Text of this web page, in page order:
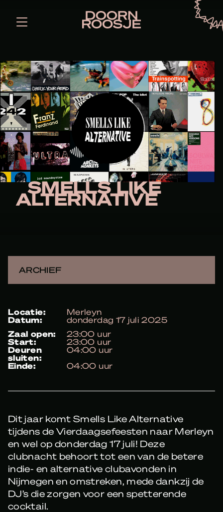
SMELLS LIKE
ALTERNATIVE
ARCHIEF
locatie: Merleyn
datum:
donderdag 17 juli 2025
zaal open:
23:00 uur
start: 23:00 uur
deuren
sluiten:
04:00 uur
einde:
04:00 uur
Dit jaar komt Smells Like Alternative
tijdens de Vierdaagsefeesten naar Merleyn
en wel op donderdag 17 juli! Deze
clubnacht behoort tot een van de betere
indie- en alternative clubavonden in
Nijmegen en omstreken, mede dankzij de
DJ’s die zorgen voor een spetterende
cocktail.